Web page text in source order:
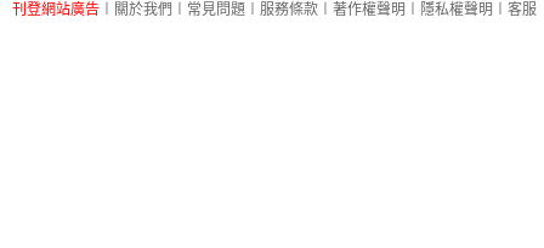
刊登網站廣告 關於我們 常見問題 服務條款 著作權聲明 隱私權聲明 客服